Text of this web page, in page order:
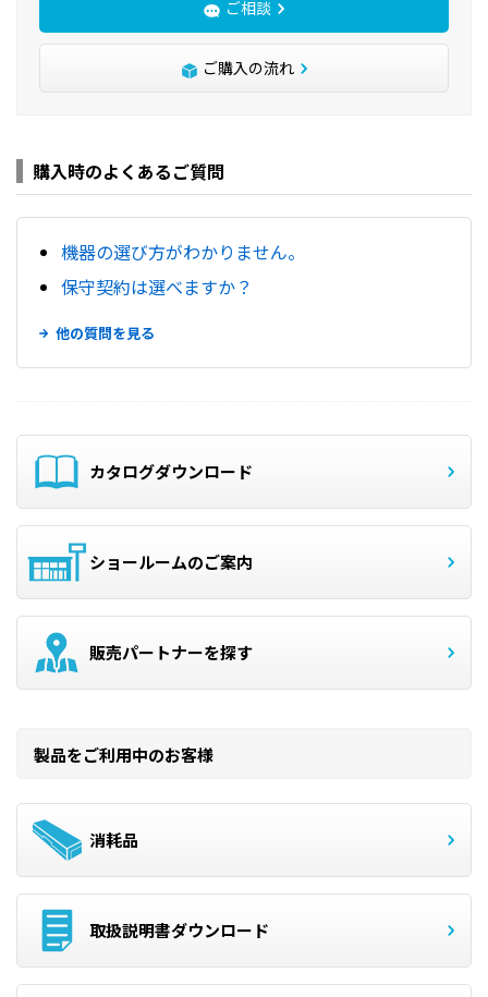
ご相談
ご購入の流れ
購入時のよくあるご質問
機器の選び方がわかりません。
保守契約は選べますか？
他の質問を見る
カタログダウンロード
ショールームのご案内
販売パートナーを探す
製品をご利用中のお客様
消耗品
取扱説明書ダウンロード